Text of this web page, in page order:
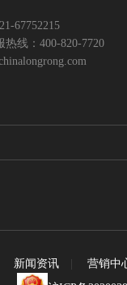
67752215
热线：400-820-7720
新闻资讯 | 营销中